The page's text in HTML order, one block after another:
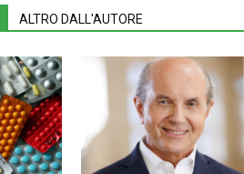
ALTRO DALL'AUTORE